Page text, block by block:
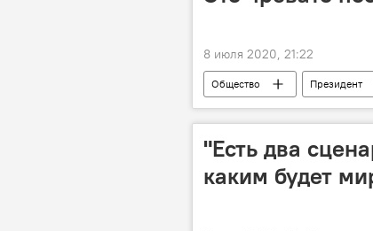
8 июля 2020, 21:22
Общество Президент
Шавкат Мирзиёев
"Есть два
каким будет